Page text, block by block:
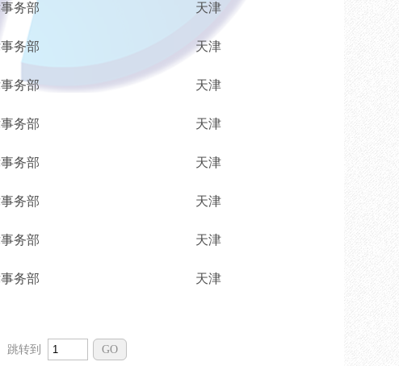
务部 天津
务部 天津
务部 天津
务部 天津
务部 天津
务部 天津
务部 天津
务部 天津
跳转到 GO